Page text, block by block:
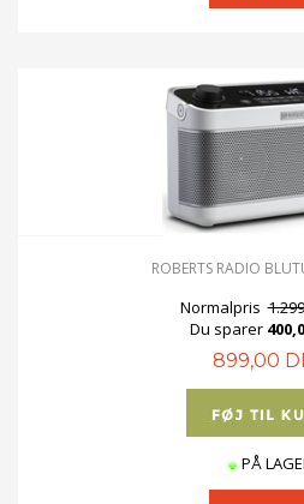
ROBERTS RADIO
Normalpris
Du sparer
899,00
PÅ